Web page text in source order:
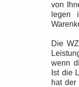
von
legen
Die
wenn
Ist die
hat der